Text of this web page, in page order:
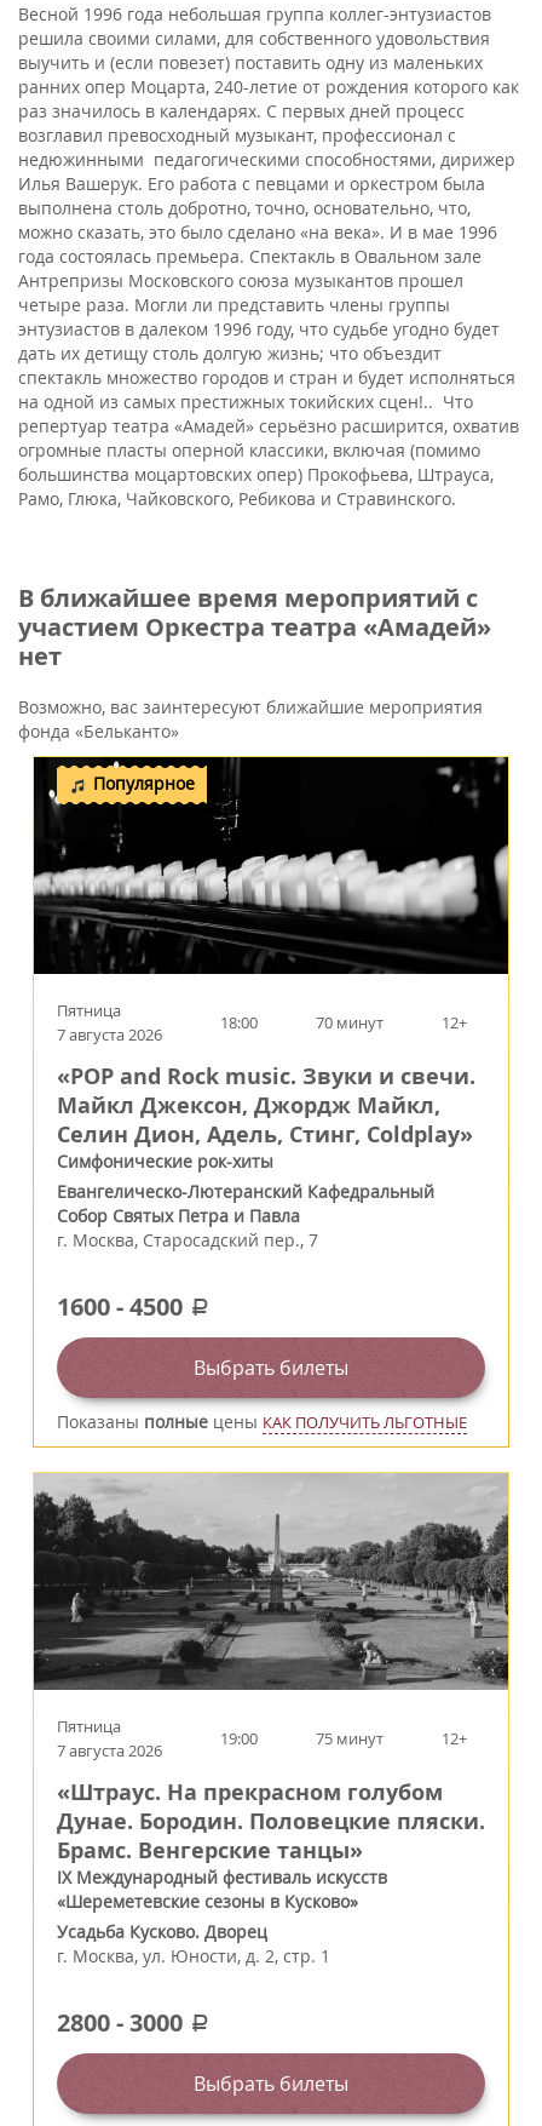
Весной 1996 года небольшая группа коллег-энтузиастов
решила своими силами, для собственного удовольствия
выучить и (если повезет) поставить одну из маленьких
ранних опер Моцарта, 240-летие от рождения которого как
раз значилось в календарях. С первых дней процесс
возгла­вил превосходный музыкант, профес­сионал с
недюжинными педагоги­ческими способностями, дирижер
Илья Вашерук. Его работа с певцами и оркестром была
выполнена столь добротно, точно, основательно, что,
можно сказать, это было сделано «на века». И в мае 1996
года состоялась премьера. Спектакль в Овальном зале
Антрепризы Московского союза музыкантов прошел
четыре раза. Могли ли представить члены группы
энтузиастов в далеком 1996 году, что судьбе угодно будет
дать их детищу столь долгую жизнь; что объездит
спектакль множество городов и стран и будет исполняться
на одной из самых престижных токийских сцен!.. Что
репертуар театра «Амадей» серьёзно расширится, охватив
огромные пласты оперной классики, включая (помимо
большинства моцартовских опер) Прокофьева, Штрауса,
Рамо, Глюка, Чайковского, Ребикова и Стравинского.
В ближайшее время мероприятий с
участием Оркестра театра «Амадей»
нет
Возможно, вас заинтересуют ближайшие мероприятия
фонда «Бельканто»
Популярное
Пятница
7 августа 2026
18:00 70 минут 12+
«POP and Rock music. Звуки и свечи.
Майкл Джексон, Джордж Майкл,
Селин Дион, Адель, Стинг, Coldplay»
Симфонические рок-хиты
Евангелическо-Лютеранский Кафедральный
Собор Святых Петра и Павла
г. Москва, Старосадский пер., 7
1600-4500 a
Выбрать билеты
Показаны полные цены КАК ПОЛУЧИТЬ ЛЬГОТНЫЕ
Пятница
7 августа 2026
19:00 75 минут 12+
«Штраус. На прекрасном голубом
Дунае. Бородин. Половецкие пляски.
Брамс. Венгерские танцы»
IX Международный фестиваль искусств
«Шереметевские сезоны в Кусково»
Усадьба Кусково. Дворец
г. Москва, ул. Юности, д. 2, стр. 1
2800-3000 a
Выбрать билеты